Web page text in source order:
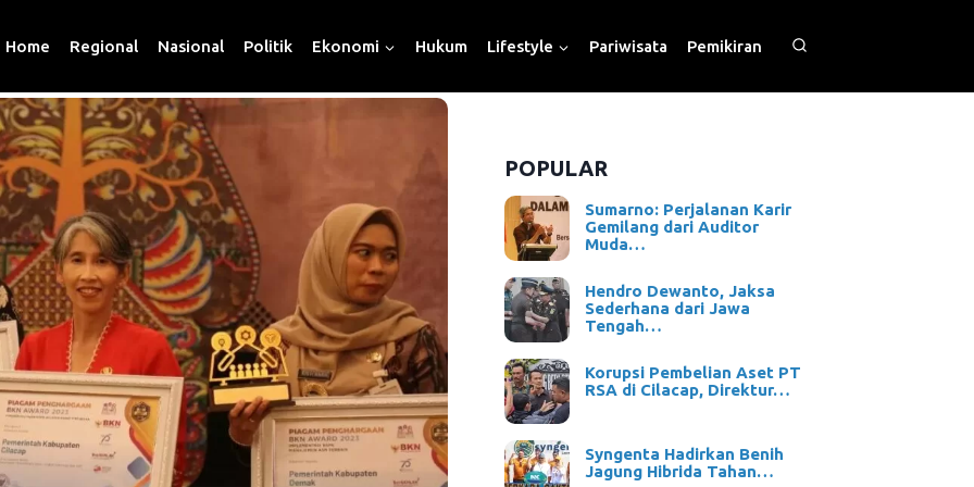
Home Regional Nasional Politik Ekonomi Hukum Lifestyle Pariwisata Pemikiran
POPULAR
Sumarno: Perjalanan Karir
Gemilang dari Auditor
Muda…
Hendro Dewanto, Jaksa
Sederhana dari Jawa
Tengah…
Korupsi Pembelian Aset PT
RSA di Cilacap, Direktur…
Syngenta Hadirkan Benih
Jagung Hibrida Tahan…